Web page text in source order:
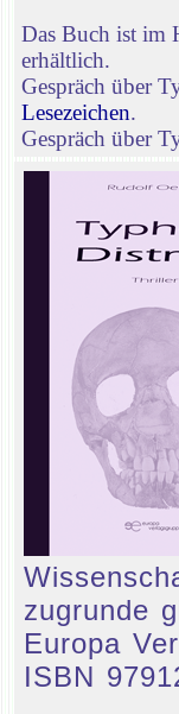
Das Buch ist im
erhältlich.
Gespräch über
Lesezeichen.
Gespräch über
zugrunde
Europa
ISBN